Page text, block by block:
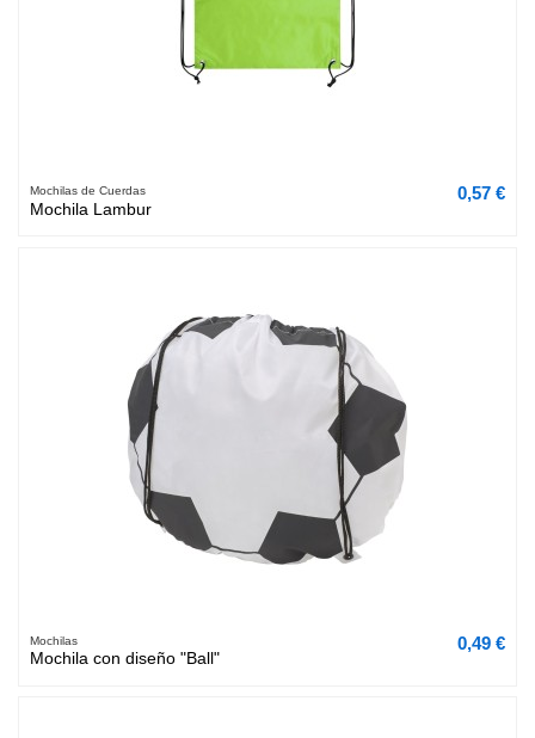
Mochilas de Cuerdas
Mochila Lambur
0,57 €
Mochilas
Mochila con diseño "Ball"
0,49 €